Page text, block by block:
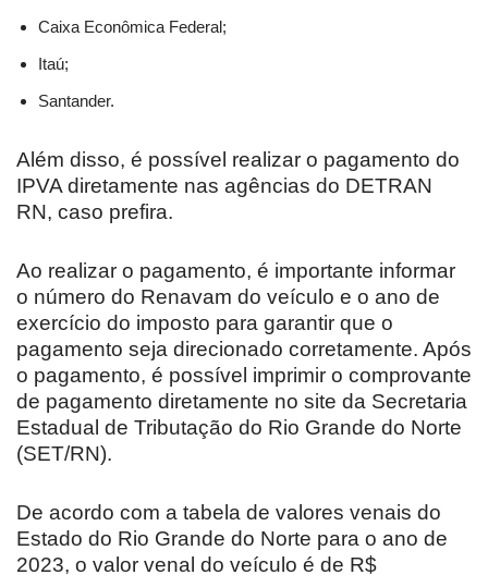
Caixa Econômica Federal;
Itaú;
Santander.
Além disso, é possível realizar o pagamento do
IPVA diretamente nas agências do DETRAN
RN, caso prefira.
Ao realizar o pagamento, é importante informar
o número do Renavam do veículo e o ano de
exercício do imposto para garantir que o
pagamento seja direcionado corretamente. Após
o pagamento, é possível imprimir o comprovante
de pagamento diretamente no site da Secretaria
Estadual de Tributação do Rio Grande do Norte
(SET/RN).
De acordo com a tabela de valores venais do
Estado do Rio Grande do Norte para o ano de
2023, o valor venal do veículo é de R$